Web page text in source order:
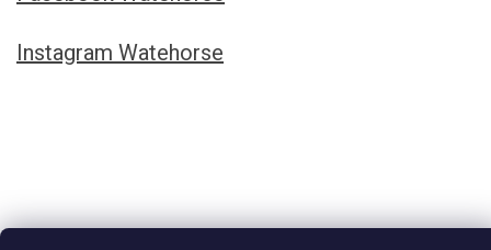
Instagram Watehorse